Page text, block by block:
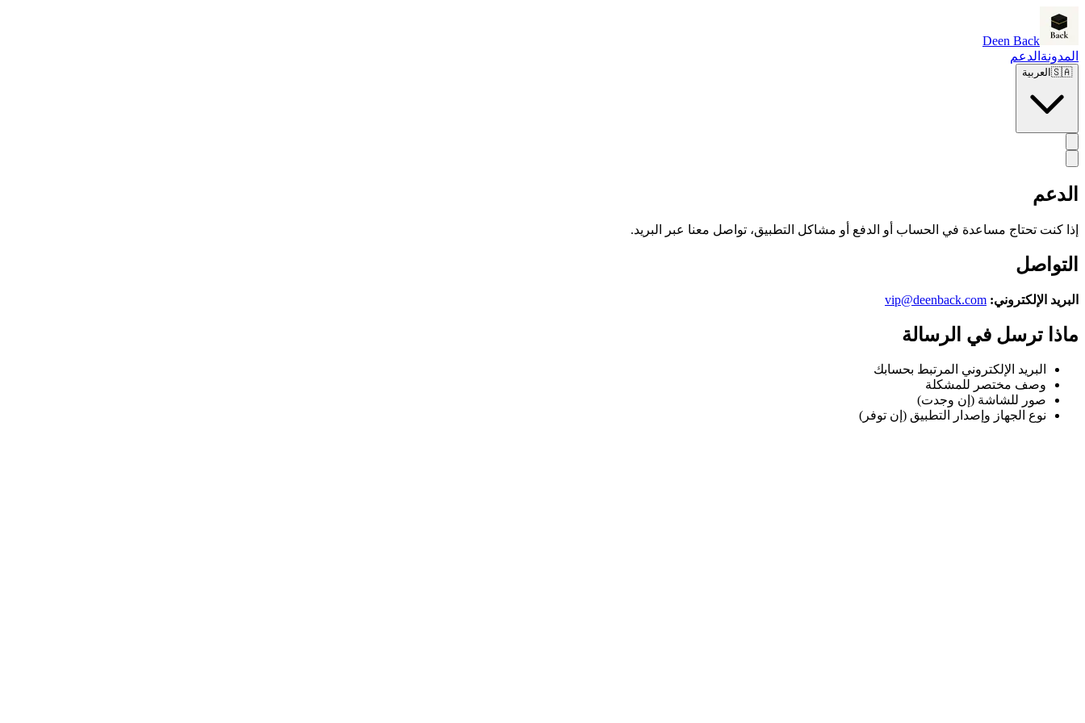
Deen Back
المدونة الدعم
🇸🇦 العربية
الدعم
إذا كنت تحتاج مساعدة في الحساب أو الدفع أو مشاكل التطبيق، تواصل معنا عبر البريد.
التواصل
البريد الإلكتروني: vip@deenback.com
ماذا ترسل في الرسالة
البريد الإلكتروني المرتبط بحسابك
وصف مختصر للمشكلة
صور للشاشة (إن وجدت)
نوع الجهاز وإصدار التطبيق (إن توفر)